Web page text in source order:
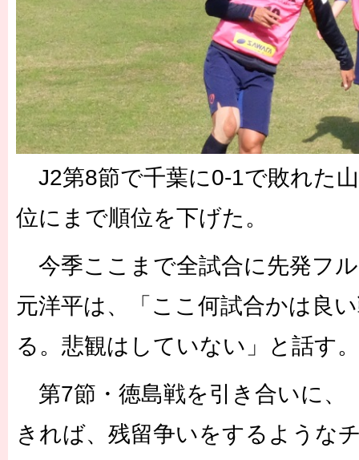
J2第8節で千葉に0-1で敗れた
位にまで順位を下げた。
今季ここまで全試合に先発フ
元洋平は、「ここ何試合かは良
る。悲観はしていない」と話す。
第7節・徳島戦を引き合いに、
きれば、残留争いをするような